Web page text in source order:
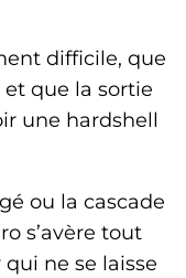
difficile, que
que la sortie
une hardshell
ou la cascade
s’avère tout
ne se laisse